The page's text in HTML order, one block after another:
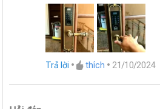
Trả lời • thích • 21/10/2024